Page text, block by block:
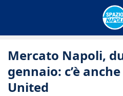
Mercato Napoli,
gennaio: c’è
United